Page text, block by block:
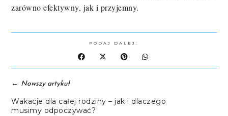
zarówno efektywny, jak i przyjemny.
PODAJ DALEJ:
← Nowszy artykuł
Wakacje dla całej rodziny – jak i dlaczego
musimy odpoczywać?